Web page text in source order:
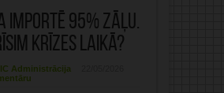
importē 95% zāļu.
krīzes laikā?
Administrācija